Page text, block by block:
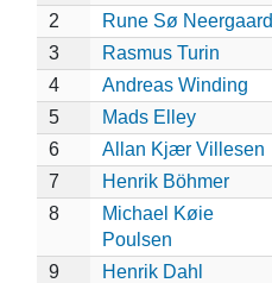
2
Rune Sø Neergaard
3
Rasmus Turin
4
Andreas Winding
5
Mads Elley
6
Allan Kjær Villesen
7
Henrik Böhmer
8
Michael Køie
Poulsen
9 Henrik Dahl